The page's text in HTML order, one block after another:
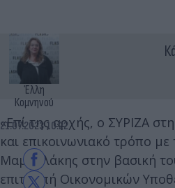
Έλλη
Κομνηνού
21.07.2023 10:22
«Επί της αρχής, ο ΣΥΡΙΖΑ
και επικοινωνιακό τρόπο
Μαμουλάκης στην βασική
επιτροπή Οικονομικών